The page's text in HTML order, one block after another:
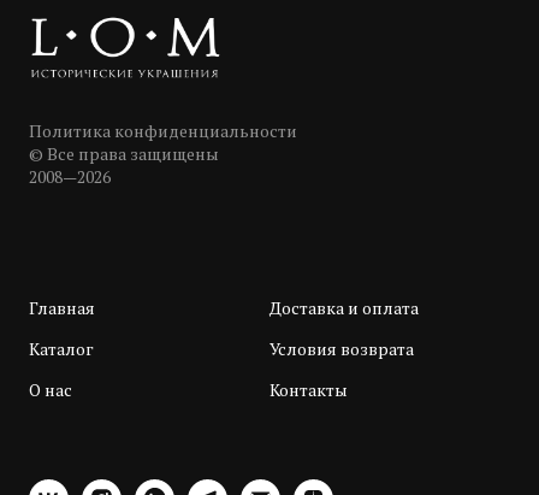
Политика конфиденциальности
© Все права защищены
2008—2026
Главная
Каталог
О нас
Доставка и оплата
Условия возврата
Контакты